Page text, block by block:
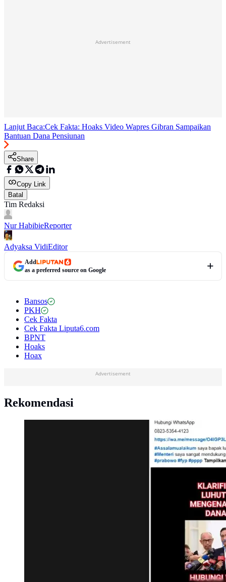
Advertisement
Lanjut Baca:Cek Fakta: Hoaks Video Wapres Gibran Sampaikan
Bantuan Dana Pensiunan
Share
Copy Link
Batal
Tim Redaksi
Nur HabibieReporter
Adyaksa VidiEditor
Add
as a preferred source on Google
Bansos
PKH
Cek Fakta
Cek Fakta Liputa6.com
BPNT
Hoaks
Hoax
Advertisement
Rekomendasi